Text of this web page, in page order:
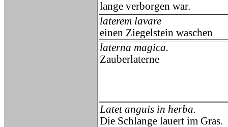
lange verborgen war.
laterem lavare
einen Ziegelstein waschen
laterna magica.
Zauberlaterne
Latet anguis in herba.
Die Schlange lauert im Gras.